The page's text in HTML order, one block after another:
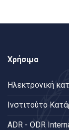
Χρήσιμα
Ηλεκτρονική
Ινστιτούτο
ADR - ODR